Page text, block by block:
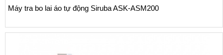
Máy vắt sổ Siruba 700L dòng L9 tra băng